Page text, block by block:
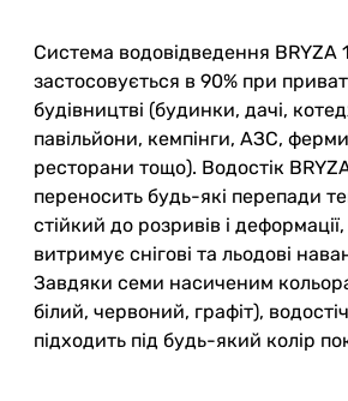
Система водовідведення BRYZA
застосовується в 90% при
будівництві (будинки, дачі,
павільйони, кемпінги, АЗС,
ресторани тощо). Водостік
переносить будь-які перепади
стійкий до розривів і
витримує снігові та льодові
Завдяки семи насиченим
білий, червоний, графіт),
підходить під будь-який колір